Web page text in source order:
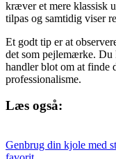
kræver et mere klassisk
tilpas og samtidig viser
Et godt tip er at
det som pejlemærke. Du
handler blot om at finde
professionalisme.
Læs også:
Genbrug din kjole med